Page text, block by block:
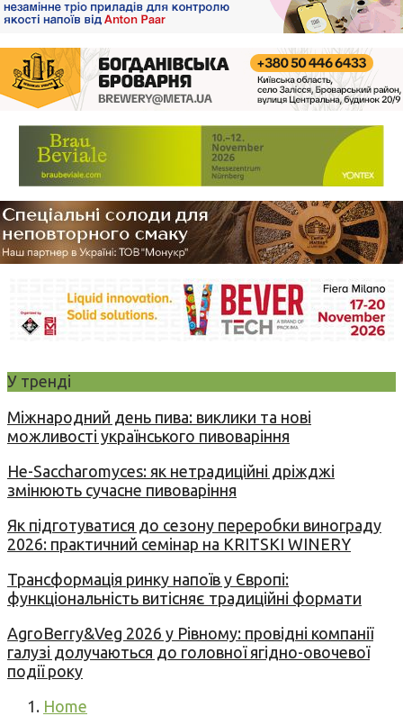
У тренді
Міжнародний день пива: виклики та нові
можливості українського пивоваріння
Не-Saccharomyces: як нетрадиційні дріжджі
змінюють сучасне пивоваріння
Як підготуватися до сезону переробки винограду
2026: практичний семінар на KRITSKI WINERY
Трансформація ринку напоїв у Європі:
функціональність витісняє традиційні формати
AgroBerry&Veg 2026 у Рівному: провідні компанії
галузі долучаються до головної ягідно-овочевої
події року
Home